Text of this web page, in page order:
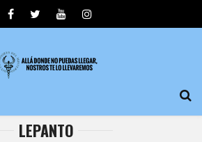
LEPANTO